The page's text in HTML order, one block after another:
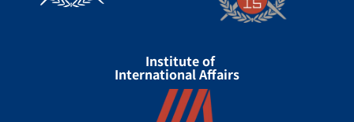
Institute of
International Affairs